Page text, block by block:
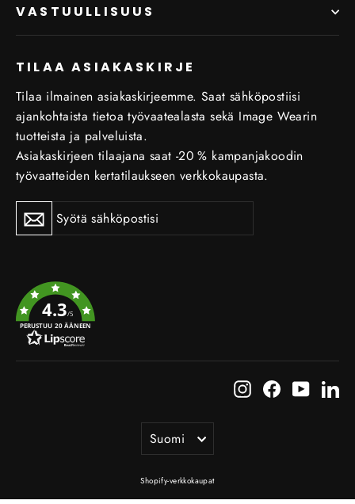
VASTUULLISUUS
TILAA ASIAKASKIRJE
Tilaa ilmainen asiakaskirjeemme. Saat sähköpostiisi
ajankohtaista tietoa työvaatealasta sekä Image Wearin
tuotteista ja palveluista.
Asiakaskirjeen tilaajana saat -20 % kampanjakoodin
työvaatteiden kertatilaukseen verkkokaupasta.
Tilaa
uutiskirje
Tilaa
uutiskirje
4.3/5
PERUSTUU 20 ÄÄNEEN
InstagramFacebook
Kieli
Suomi
Shopify-verkkokaupat